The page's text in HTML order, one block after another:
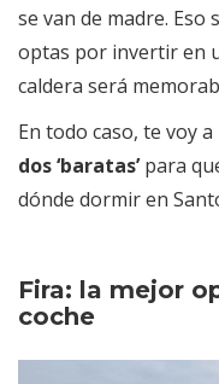
se van de madre. Eso
optas por invertir en
caldera será
En todo caso, te voy
dos ‘baratas’para
dónde dormir en
Fira: la mejor
coche